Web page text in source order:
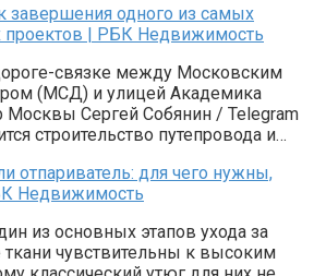
завершения одного из самых
| РБК Недвижимость
связке между Московским
(МСД) и улицей Академика
Москвы Сергей Собянин / Telegram
строительство путепровода и…
отпариватель: для чего нужны,
Недвижимость
из основных этапов ухода за
чувствительны к высоким